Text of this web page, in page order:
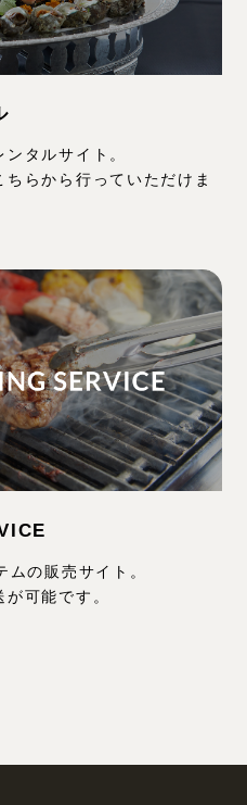
タルサイト。
らから行っていただけま
の販売サイト。
可能です。